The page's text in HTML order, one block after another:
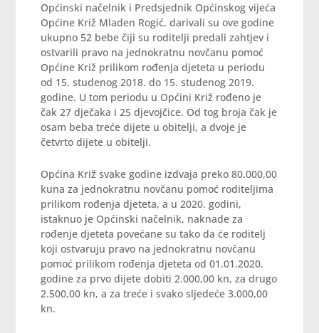
Općinski načelnik i Predsjednik Općinskog vijeća
Općine Križ Mladen Rogić, darivali su ove godine
ukupno 52 bebe čiji su roditelji predali zahtjev i
ostvarili pravo na jednokratnu novčanu pomoć
Općine Križ prilikom rođenja djeteta u periodu
od 15. studenog 2018. do 15. studenog 2019.
godine. U tom periodu u Općini Križ rođeno je
čak 27 dječaka i 25 djevojčice. Od tog broja čak je
osam beba treće dijete u obitelji, a dvoje je
četvrto dijete u obitelji.
Općina Križ svake godine izdvaja preko 80.000,00
kuna za jednokratnu novčanu pomoć roditeljima
prilikom rođenja djeteta, a u 2020. godini,
istaknuo je Općinski načelnik, naknade za
rođenje djeteta povećane su tako da će roditelj
koji ostvaruju pravo na jednokratnu novčanu
pomoć prilikom rođenja djeteta od 01.01.2020.
godine za prvo dijete dobiti 2.000,00 kn, za drugo
2.500,00 kn, a za treće i svako sljedeće 3.000,00
kn.